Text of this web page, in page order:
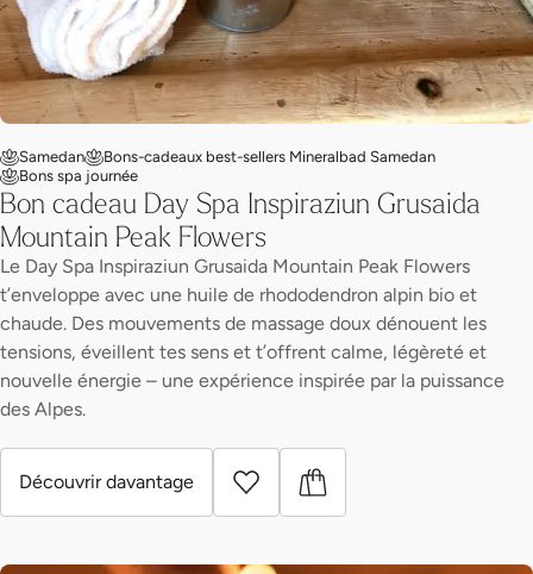
Samedan
Bons-cadeaux best-sellers Mineralbad Samedan
Bons spa journée
Bon cadeau Day Spa Inspiraziun Grusaida
Mountain Peak Flowers
Le Day Spa Inspiraziun Grusaida Mountain Peak Flowers
t’enveloppe avec une huile de rhododendron alpin bio et
chaude. Des mouvements de massage doux dénouent les
tensions, éveillent tes sens et t’offrent calme, légèreté et
nouvelle énergie – une expérience inspirée par la puissance
des Alpes.
Découvrir davantage